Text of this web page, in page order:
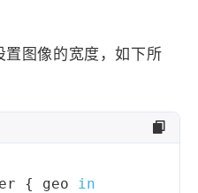
图像的宽度，如下所
{ geo
in